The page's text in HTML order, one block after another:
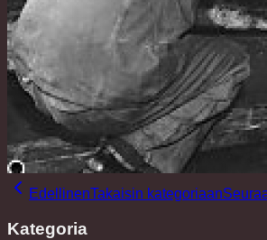
EdellinenTakaisin kategoriaan
Kategoria